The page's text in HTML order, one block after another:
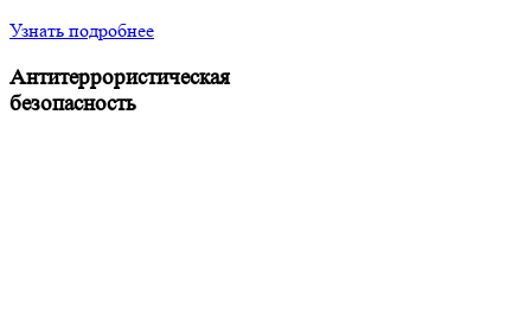
Узнать подробнее
Антитеррористическая
безопасность